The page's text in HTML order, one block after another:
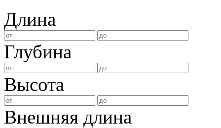
Длина
Глубина
Высота
Внешняя длина